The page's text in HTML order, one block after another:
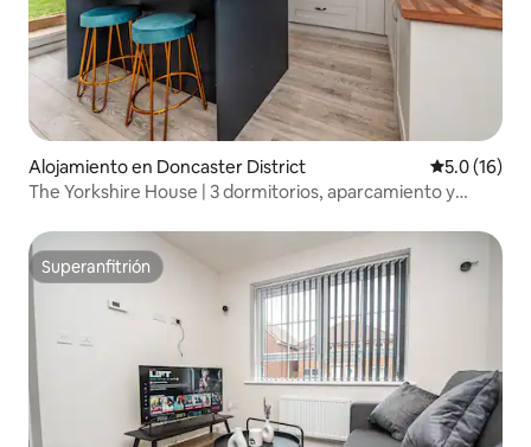
Alojamiento en Doncaster District Calificación
5.0 (16)
The Yorkshire House | 3 dormitorios, aparcamiento y
Superanfitrión
Superanfitrión